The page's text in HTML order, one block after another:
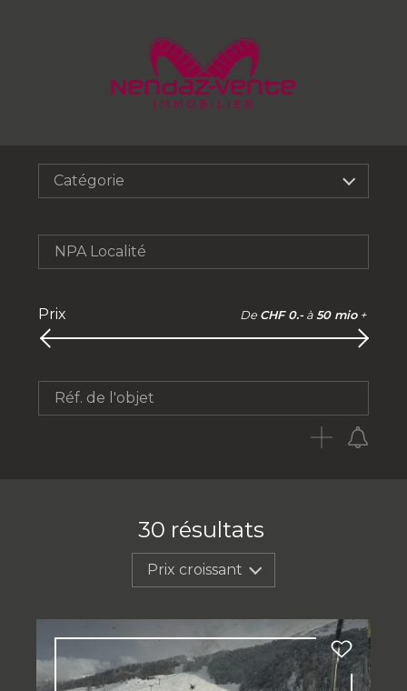
Catégorie
NPA Localité
Prix De CHF 0.- à 50 mio +
Réf. de l'objet
30 résultats
Prix croissant